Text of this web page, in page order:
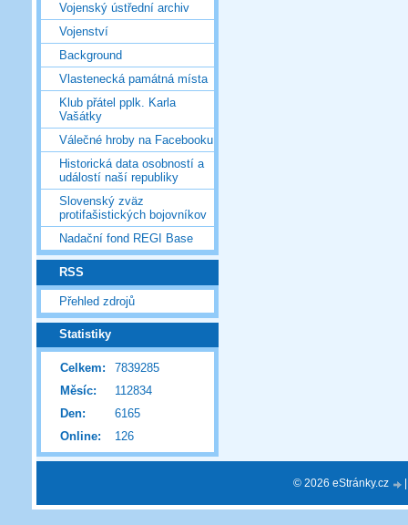
Vojenský ústřední archiv
Vojenství
Background
Vlastenecká památná místa
Klub přátel pplk. Karla
Vašátky
Válečné hroby na Facebooku
Historická data osobností a
událostí naší republiky
Slovenský zväz
protifašistických bojovníkov
Nadační fond REGI Base
RSS
Přehled zdrojů
Statistiky
Online: 126
Celkem:
7839285
Měsíc:
112834
Den:
6165
© 2026 eStránky.cz